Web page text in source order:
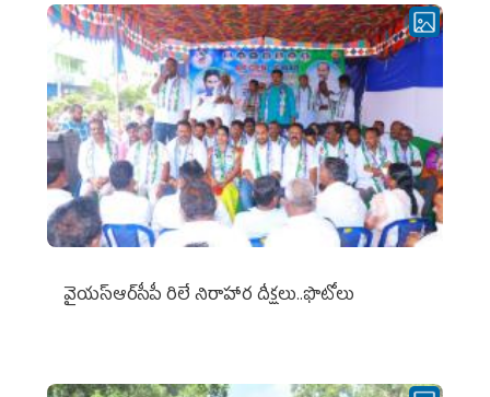
వైయ‌స్ఆర్‌సీపీ రిలే నిరాహార దీక్షలు..ఫొటోలు